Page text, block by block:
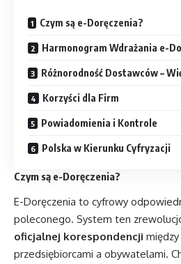
Czym są e-Doręczenia?
Harmonogram Wdrażania e-
Różnorodność Dostawców –
Korzyści dla Firm
Powiadomienia i Kontrole
Polska w Kierunku Cyfryzacji
Czym są e-Doręczenia?
E-Doręczenia to cyfrowy
poleconego. System ten
oficjalnej korespondencji
przedsiębiorcami a obywatelami.